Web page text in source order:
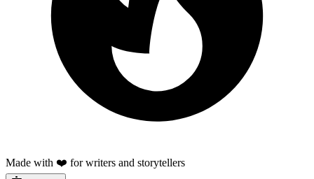
Made with ❤️ for writers and storytellers